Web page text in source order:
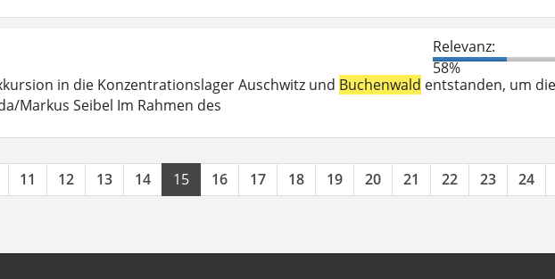
Relevanz:
58%
in die Konzentrationslager Auschwitz und Buchenwald entstanden, um die
Markus Seibel Im Rahmen des
11 12 13 14 15 16 17 18 19 20 21 22 23 24